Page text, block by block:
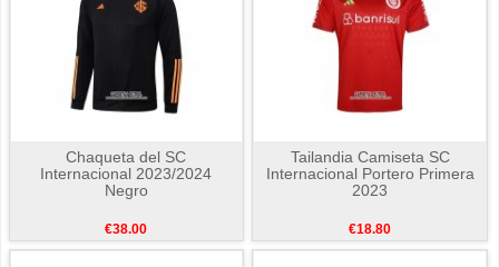
Chaqueta del SC
Internacional 2023/2024
Negro
€38.00
Tailandia Camiseta SC
Internacional Portero Primera
2023
€18.80